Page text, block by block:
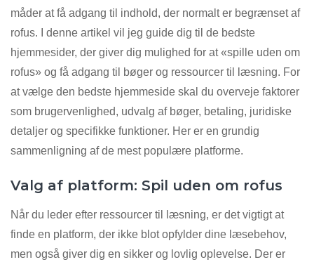
måder at få adgang til indhold, der normalt er begrænset af
rofus. I denne artikel vil jeg guide dig til de bedste
hjemmesider, der giver dig mulighed for at «spille uden om
rofus» og få adgang til bøger og ressourcer til læsning. For
at vælge den bedste hjemmeside skal du overveje faktorer
som brugervenlighed, udvalg af bøger, betaling, juridiske
detaljer og specifikke funktioner. Her er en grundig
sammenligning af de mest populære platforme.
Valg af platform: Spil uden om rofus
Når du leder efter ressourcer til læsning, er det vigtigt at
finde en platform, der ikke blot opfylder dine læsebehov,
men også giver dig en sikker og lovlig oplevelse. Der er